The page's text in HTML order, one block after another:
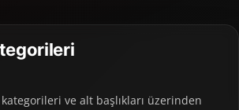
ve alt başlıkları üzerinden